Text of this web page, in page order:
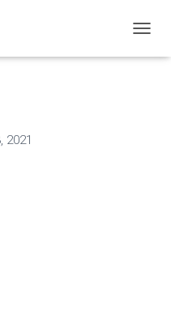
O
2021